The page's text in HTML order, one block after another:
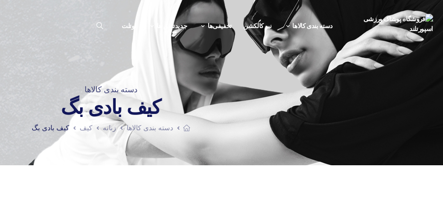
دسته بندی کالاها نیو کالکشن تخفیفی‌ها جدیدترین ها اوتلت
دسته بندی کالاها
کیف بادی بگ
دسته بندی کالاها زنانه کیف کیف بادی بگ